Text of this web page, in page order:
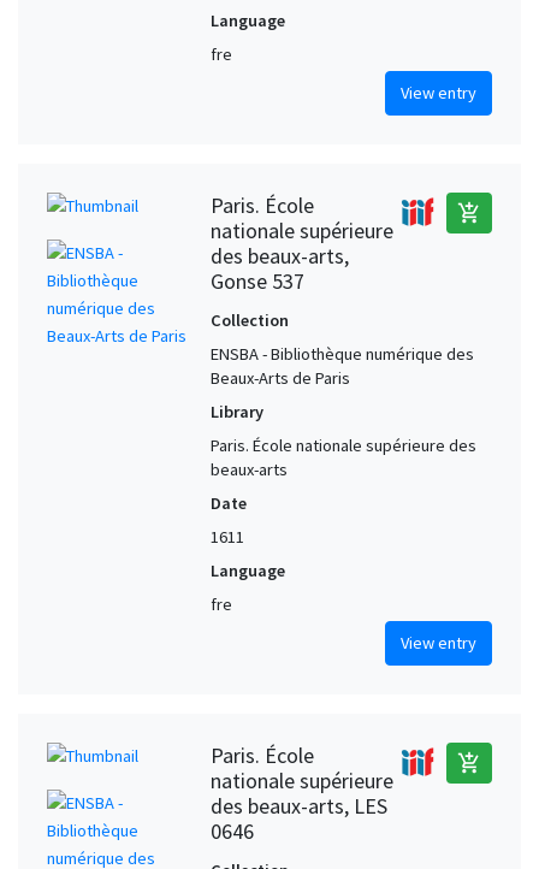
Language
fre
View entry
Paris. École
nationale supérieure
des beaux-arts,
Gonse 537
add_shopping_cart
Collection
ENSBA - Bibliothèque numérique des
Beaux-Arts de Paris
Library
Paris. École nationale supérieure des
beaux-arts
Date
1611
Language
fre
View entry
Paris. École
nationale supérieure
des beaux-arts, LES
0646
add_shopping_cart